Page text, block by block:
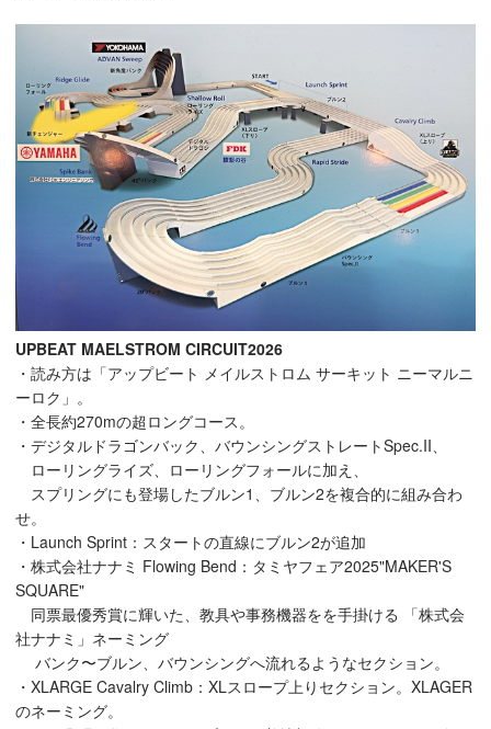
UPBEAT MAELSTROM CIRCUIT2026
・読み方は「アップビート メイルストロム サーキット ニーマルニ
ーロク」。
・全長約270mの超ロングコース。
・デジタルドラゴンバック、バウンシングストレートSpec.II、
ローリングライズ、ローリングフォールに加え、
スプリングにも登場したブルン1、ブルン2を複合的に組み合わ
せ。
・Launch Sprint：スタートの直線にブルン2が追加
・株式会社ナナミ Flowing Bend：タミヤフェア2025"MAKER'S
SQUARE"
同票最優秀賞に輝いた、教具や事務機器をを手掛ける 「株式会
社ナナミ」ネーミング
バンク〜ブルン、バウンシングへ流れるようなセクション。
・XLARGE Cavalry Climb：XLスロープ上りセクション。XLAGER
のネーミング。